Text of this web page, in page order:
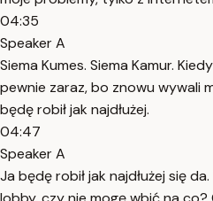
04:35
Speaker A
Siema Kumes. Siema Kamur.
pewnie zaraz, bo znowu wywali
będę robił jak najdłużej.
04:47
Speaker A
Ja będę robił jak najdłużej się